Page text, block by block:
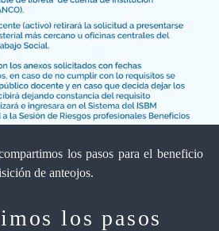
los pasos para el beneficio
de anteojos.
los pasos